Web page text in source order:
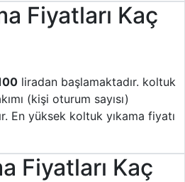
Fiyatları Kaç
liradan başlamaktadır. koltuk
(kişi oturum sayısı)
En yüksek koltuk yıkama fiyatı
Fiyatları Kaç